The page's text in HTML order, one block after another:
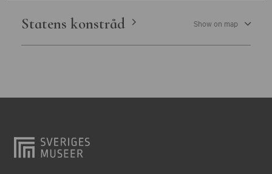
Statens konstråd Show on map